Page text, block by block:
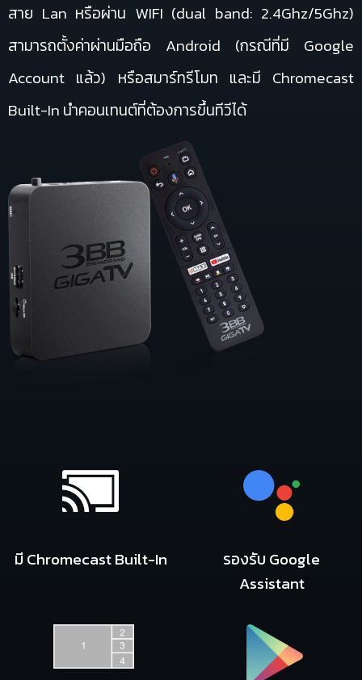
สาย Lan หรือผ่าน WIFI (dual band: 2.4Ghz/5Ghz)
สามารถตั้งค่าผ่านมือถือ Android (กรณีที่มี Google
Account แล้ว) หรือสมาร์ทรีโมท และมี Chromecast
Built-In นำคอนเทนต์ที่ต้องการขึ้นทีวีได้
มี Chromecast Built-In
รองรับ Google
Assistant